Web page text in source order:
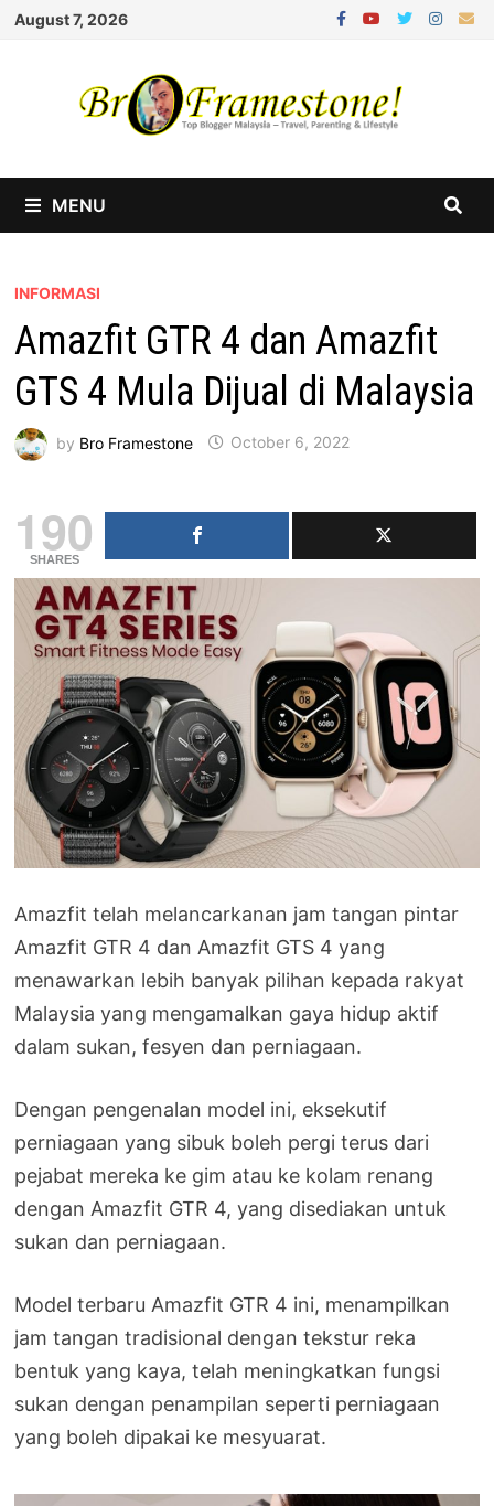
Skip
August 7, 2026
MENU
INFORMASI
Amazfit GTR 4 dan Amazfit
GTS 4 Mula Dijual di Malaysia
by Bro Framestone October 6, 2022
190
SHARES
Amazfit telah melancarkanan jam tangan pintar
Amazfit GTR 4 dan Amazfit GTS 4 yang
menawarkan lebih banyak pilihan kepada rakyat
Malaysia yang mengamalkan gaya hidup aktif
dalam sukan, fesyen dan perniagaan.
Dengan pengenalan model ini, eksekutif
perniagaan yang sibuk boleh pergi terus dari
pejabat mereka ke gim atau ke kolam renang
dengan Amazfit GTR 4, yang disediakan untuk
sukan dan perniagaan.
Model terbaru Amazfit GTR 4 ini, menampilkan
jam tangan tradisional dengan tekstur reka
bentuk yang kaya, telah meningkatkan fungsi
sukan dengan penampilan seperti perniagaan
yang boleh dipakai ke mesyuarat.